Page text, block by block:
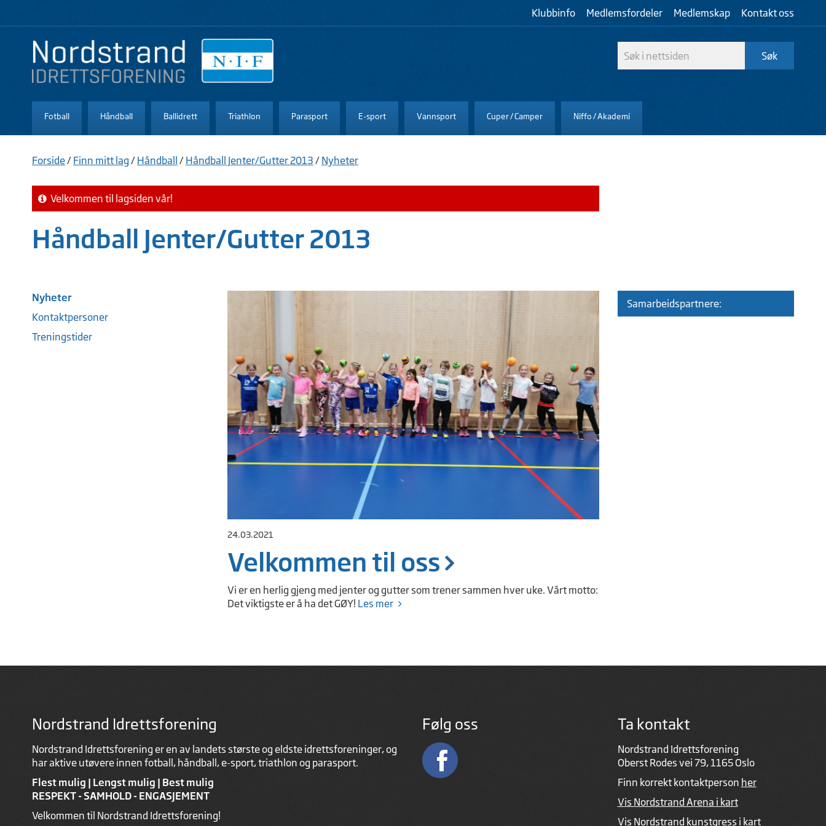
Klubbinfo Medlemsfordeler Medlemskap Kontakt oss
Fotball Håndball Ballidrett Triathlon Parasport E-sport Vannsport Cuper / Camper Niffo / Akademi
Forside/ Finn mitt lag / Håndball / Håndball Jenter/Gutter 2013 / Nyheter
Velkommen til lagsiden vår!
Håndball Jenter/Gutter 2013
Nyheter
Kontaktpersoner
Treningstider
24.03.2021
Velkommen til oss
Vi er en herlig gjeng med jenter og gutter som trener sammen hver uke. Vårt motto:
Det viktigste er å ha det GØY! Les mer
Samarbeidspartnere:
Nordstrand Idrettsforening
Nordstrand Idrettsforening er en av landets største og eldste idrettsforeninger, og
har aktive utøvere innen fotball, håndball, e-sport, triathlon og parasport.
Flest mulig | Lengst mulig | Best mulig
RESPEKT - SAMHOLD - ENGASJEMENT
Velkommen til Nordstrand Idrettsforening!
Følg oss Ta kontakt
Nordstrand Idrettsforening
Oberst Rodes vei 79, 1165 Oslo
Finn korrekt kontaktperson her
Vis Nordstrand Arena i kart
Vis Nordstrand kunstgress i kart